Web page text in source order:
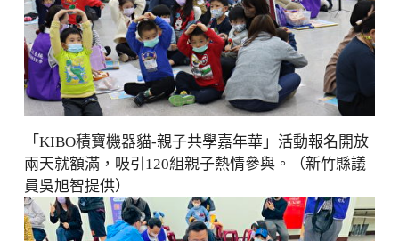
「KIBO積寶機器貓-親子共學嘉年華」活動報名開放
兩天就額滿，吸引120組親子熱情參與。（新竹縣議
員吳旭智提供）